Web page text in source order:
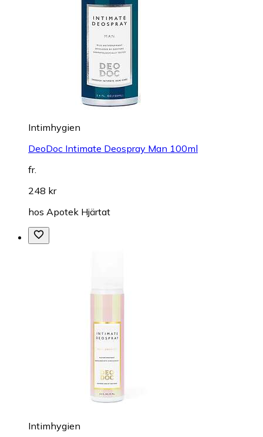
Intimhygien
DeoDoc Intimate Deospray Man 100ml
fr.
248 kr
hos Apotek Hjärtat
Intimhygien